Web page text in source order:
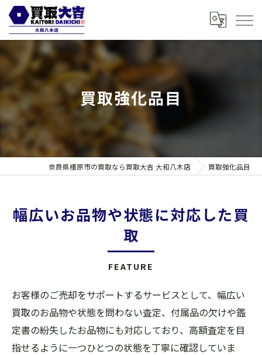
買取強化品目
奈良県橿原市の買取なら買取大吉 大和八木店 買取強化品目
幅広いお品物や状態に対応した買
取
FEATURE
お客様のご売却をサポートするサービスとして、幅広い
買取のお品物や状態を問わない査定、付属品の欠けや鑑
定書の紛失したお品物にも対応しており、高額査定を目
指せるように一つひとつの状態を丁寧に確認していま